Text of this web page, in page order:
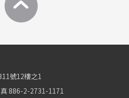
號12樓之1
886-2-2731-1171